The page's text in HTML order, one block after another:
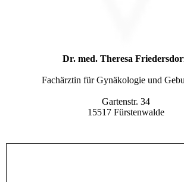
Dr. med. Theresa
Fachärztin für Gynäkologie und
Gartenstr. 34
15517 Fürstenwalde